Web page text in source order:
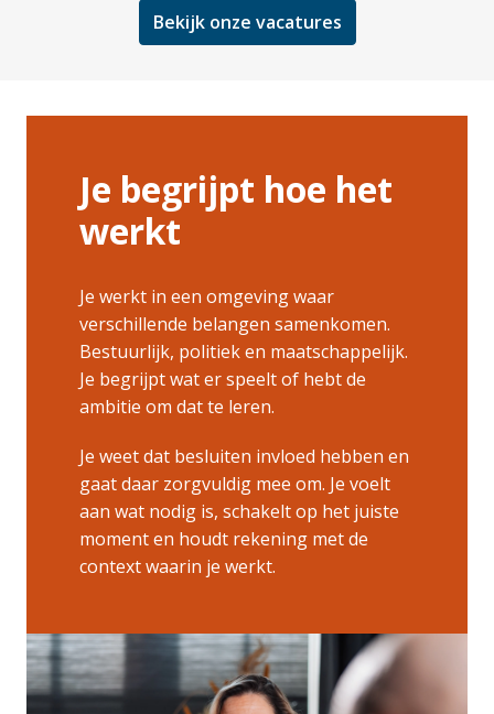
Bekijk onze vacatures
Je begrijpt hoe het
werkt
Je werkt in een omgeving waar
verschillende belangen samenkomen.
Bestuurlijk, politiek en maatschappelijk.
Je begrijpt wat er speelt of hebt de
ambitie om dat te leren.
Je weet dat besluiten invloed hebben en
gaat daar zorgvuldig mee om. Je voelt
aan wat nodig is, schakelt op het juiste
moment en houdt rekening met de
context waarin je werkt.